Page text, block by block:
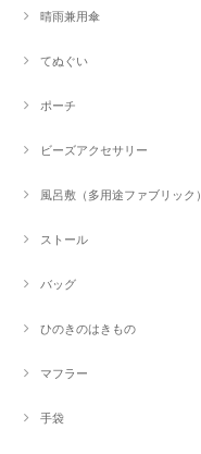
晴雨兼用傘
てぬぐい
ポーチ
ビーズアクセサリー
風呂敷（多用途ファブリック）
ストール
バッグ
ひのきのはきもの
マフラー
手袋